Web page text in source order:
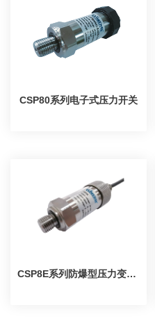
CSP80系列电子式压力开关
CSP8E系列防爆型压力变送器/电子式压力开关